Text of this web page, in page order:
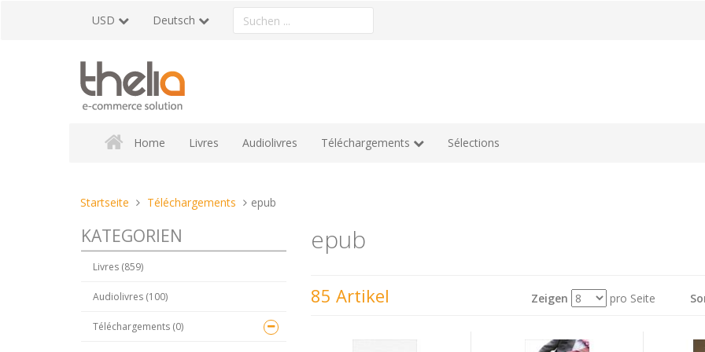
USD Deutsch
Ein
Produkt
Home Livres Audiolivres Téléchargements Sélections
Sie
hier:
Startseite Téléchargements epub
epub
85 Artikel Zeigen pro Seite
KATEGORIEN
Livres (859)
Audiolivres (100)
Téléchargements (0)